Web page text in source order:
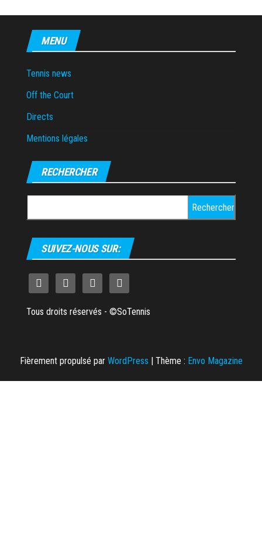
MENU
Tennis news
Off the Court
Directs
Mentions légales
RECHERCHER
SUIVEZ-NOUS SUR:
Tous droits réservés - ©SoTennis
Fièrement propulsé par WordPress Thème : Envo Magazine